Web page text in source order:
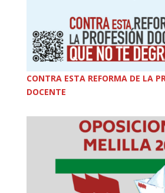
CONTRA ESTA REFORMA DE LA
DOCENTE